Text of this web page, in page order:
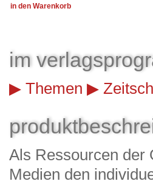
im
Themen
Als Ressourcen der
Medien den